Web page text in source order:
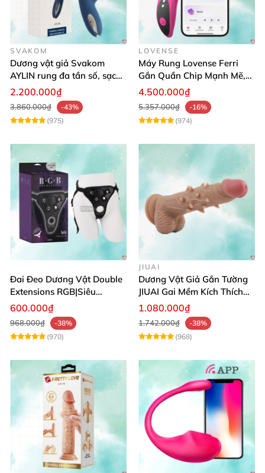
SVAKOM
Dương vật giả Svakom
AYLIN rung đa tần số, sạc
pin chống nước
2.200.000₫
3.860.000₫
-43%
(975)
LOVENSE
Máy Rung Lovense Ferri
Gắn Quần Chip Mạnh Mẽ,
Điều Khiển Qua App
4.500.000₫
5.357.000₫
-16%
(974)
Đai Đeo Dương Vật Double
Extensions RGB|Siêu
Bền|Cảm Giác Thật
600.000₫
968.000₫
-38%
(970)
JIUAI
Dương Vật Giả Gắn Tường
JIUAI Gai Mềm Kích Thích
Điểm G Siêu Mượt
1.080.000₫
1.742.000₫
-38%
(968)